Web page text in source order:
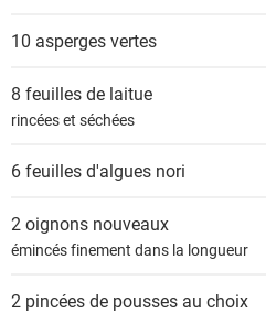
10 asperges vertes
8 feuillesde laitue
rincées et séchées
6 feuillesd'algues nori
2 oignons nouveaux
émincés finement dans la longueur
2 pincéesde pousses au choix